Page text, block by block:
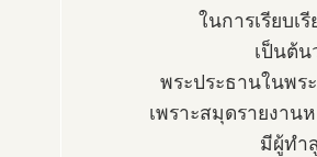
ในการเรียบเ
เป็นต้น
พระประธานในพร
เพราะสมุดรายงาน
มีผู้ทำ